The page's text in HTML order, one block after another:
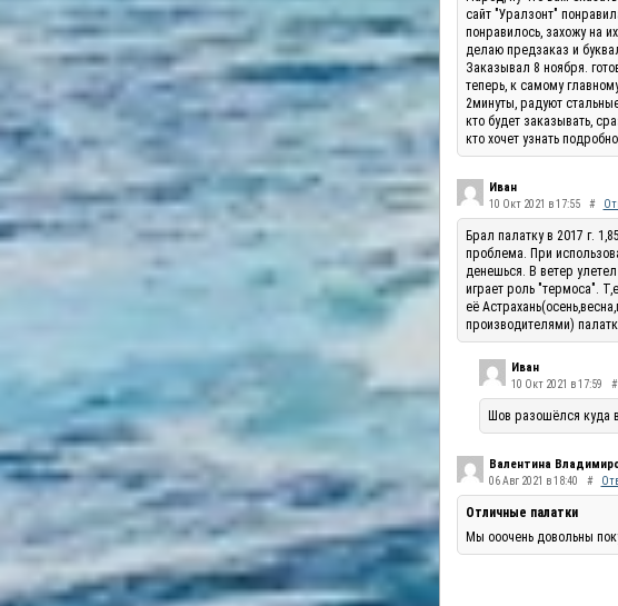
сайт "Уралзонт"
понравилось, захожу на
делаю предзаказ и
Заказывал 8 ноября.
теперь, к самому
2минуты, радуют
кто будет заказывать,
кто хочет узнать
Иван
10 Окт 2021 в 17:55 #
Брал палатку в 2017 г.
проблема. При
денешься. В ветер
играет роль "термоса".
её
производителями)
Иван
10 Окт 2021 в 17:59 #
Шов разошёлся куда
Валентина
06 Авг 2021 в 18:40 #
Отличные палатки
Мы ооочень довольны